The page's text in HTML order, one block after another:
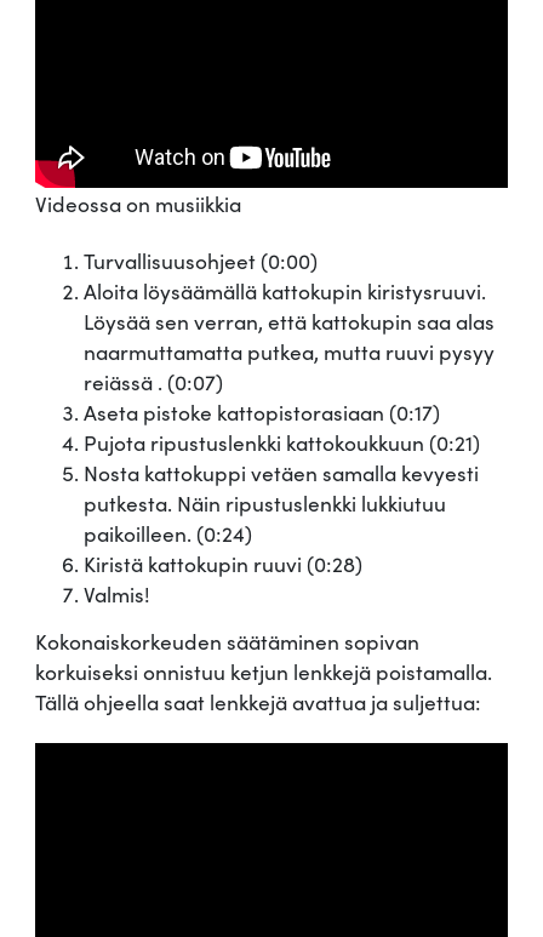
Videossa on musiikkia
Turvallisuusohjeet (0:00)
Aloita löysäämällä kattokupin kiristysruuvi.
Löysää sen verran, että kattokupin saa alas
naarmuttamatta putkea, mutta ruuvi pysyy
reiässä . (0:07)
Aseta pistoke kattopistorasiaan (0:17)
Pujota ripustuslenkki kattokoukkuun (0:21)
Nosta kattokuppi vetäen samalla kevyesti
putkesta. Näin ripustuslenkki lukkiutuu
paikoilleen. (0:24)
Kiristä kattokupin ruuvi (0:28)
Valmis!
Kokonaiskorkeuden säätäminen sopivan
korkuiseksi onnistuu ketjun lenkkejä poistamalla.
Tällä ohjeella saat lenkkejä avattua ja suljettua: